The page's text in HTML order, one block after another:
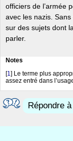
officiers de l’armée
avec les nazis.
sur des sujets dont
parler.
Notes
[1 ] Le terme plus
assez entré dans
Répondre